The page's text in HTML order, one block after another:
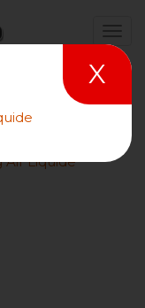
X